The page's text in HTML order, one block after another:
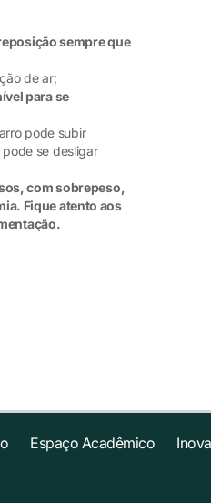
sempre que
de ar;
para se
pode subir
se desligar
com sobrepeso,
Fique atento aos
Espaço Acadêmico